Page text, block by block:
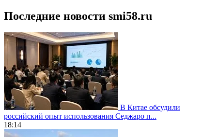
Последние новости smi58.ru
В Китае обсудили
российский опыт использования Седжаро п...
18:14